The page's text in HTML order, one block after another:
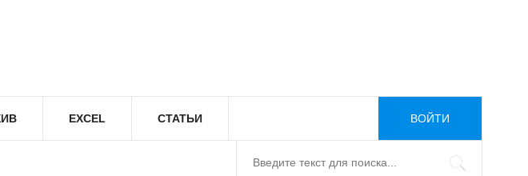
EXCEL СТАТЬИ ВОЙТИ